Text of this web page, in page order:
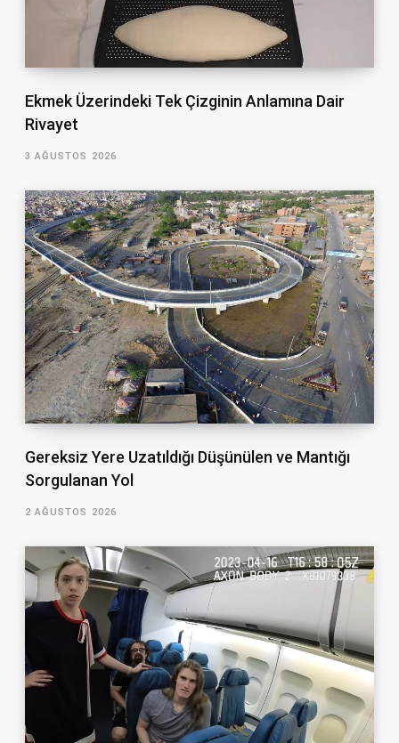
Ekmek Üzerindeki Tek Çizginin Anlamına Dair
Rivayet
3 AĞUSTOS 2026
Gereksiz Yere Uzatıldığı Düşünülen ve Mantığı
Sorgulanan Yol
2 AĞUSTOS 2026